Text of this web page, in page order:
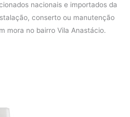
nacionais e importados da
conserto ou manutenção
mora no bairro Vila Anastácio.